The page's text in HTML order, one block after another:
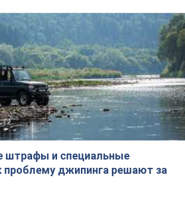
штрафы и специальные
проблему джипинга решают за
взять пример со стран Европы
2,3 т.
после аномальной
ливень:
в реки. Видео
на Ивано-Франковскую